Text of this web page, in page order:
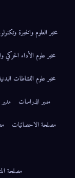
مخبر العلوم والخبرة
مخبر علوم الأداء الحركي
مخبر علوم النشاطات
مدير الدراسات
مدير
مصلحة الاحصائيات
مصلحة